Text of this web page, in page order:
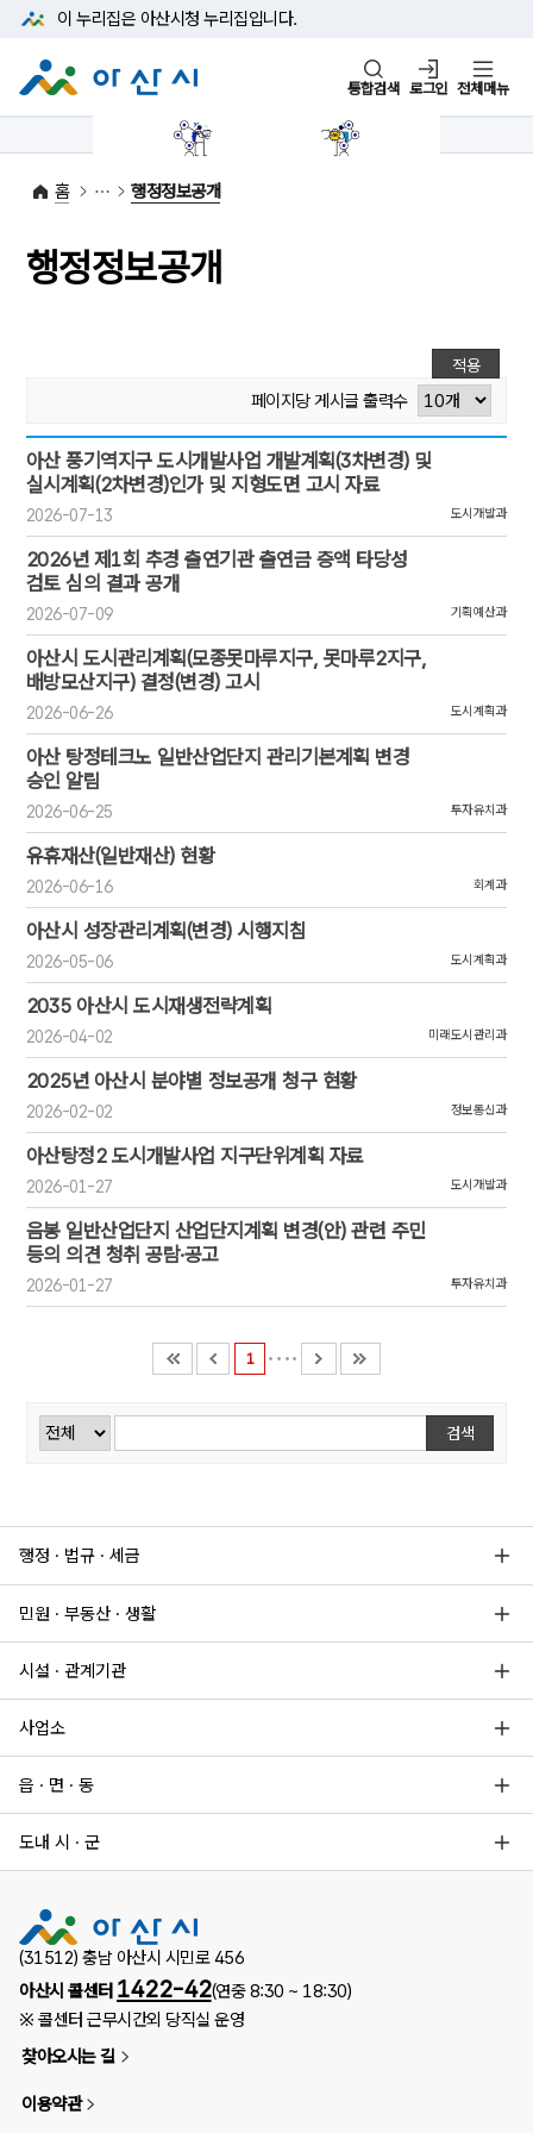
본문 바로가기
메뉴 바로가기
이 누리집은 아산시청 누리집입니다.
통합검색 로그인 전체메뉴
대표전화 1422-42
홈 행정정보공개
행정정보공개
페이지당 게시글 출력수
적용
[행정정보공개:25/1]번호,제목,첨부,작성일,작성자,조회
아산 풍기역지구 도시개발사업 개발계획(3차변경) 및
실시계획(2차변경)인가 및 지형도면 고시 자료
2026-07-13 도시개발과
2026년 제1회 추경 출연기관 출연금 증액 타당성
검토 심의 결과 공개
2026-07-09 기획예산과
아산시 도시관리계획(모종못마루지구, 못마루2지구,
배방모산지구) 결정(변경) 고시
2026-06-26 도시계획과
아산 탕정테크노 일반산업단지 관리기본계획 변경
승인 알림
2026-06-25 투자유치과
유휴재산(일반재산) 현황
2026-06-16 회계과
아산시 성장관리계획(변경) 시행지침
2026-05-06 도시계획과
2035 아산시 도시재생전략계획
2026-04-02 미래도시관리과
2025년 아산시 분야별 정보공개 청구 현황
2026-02-02 정보통신과
아산탕정2 도시개발사업 지구단위계획 자료
2026-01-27 도시개발과
음봉 일반산업단지 산업단지계획 변경(안) 관련 주민
등의 의견 청취 공람·공고
2026-01-27 투자유치과
1
검색 검색
행정 · 법규 · 세금
민원 · 부동산 · 생활
시설 · 관계기관
사업소
읍 · 면 · 동
도내 시 · 군
(31512) 충남 아산시 시민로 456
아산시 콜센터 1422-42(연중 8:30 ~ 18:30)
※ 콜센터 근무시간외 당직실 운영
찾아오시는 길
이용약관